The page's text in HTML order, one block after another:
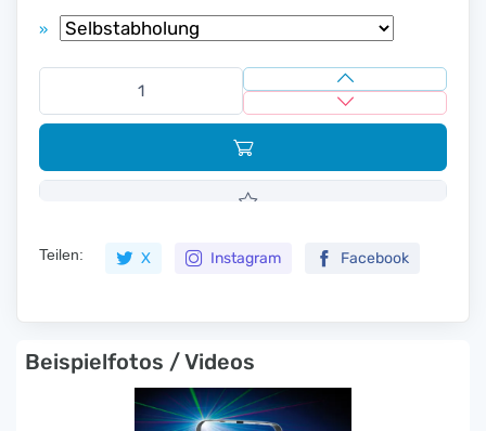
»
Teilen: X Instagram Facebook
Beispielfotos / Videos